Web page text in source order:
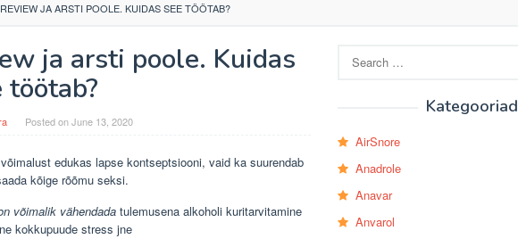
JA ARSTI POOLE. KUIDAS SEE TÖÖTAB?
ja arsti poole. Kuidas
töötab?
Posted onJune 13, 2020
edukas lapse kontseptsiooni, vaid ka suurendab
kõige rõõmu seksi.
võimalik vähendada tulemusena alkoholi kuritarvitamine
kokkupuude stress jne
for:
Kategooriad
AirSnore
Anadrole
Anavar
Anvarol